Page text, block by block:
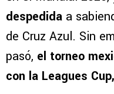
despedida a
de Cruz Azul. Sin
pasó, el torneo
con la Leagues